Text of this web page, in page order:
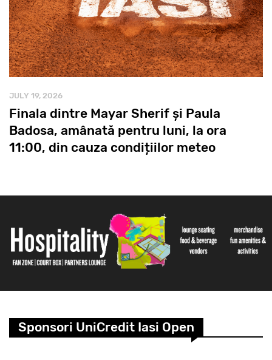
JULY 19, 2026
Finala dintre Mayar Sherif și Paula
Badosa, amânată pentru luni, la ora
11:00, din cauza condițiilor meteo
Sponsori UniCredit Iasi Open